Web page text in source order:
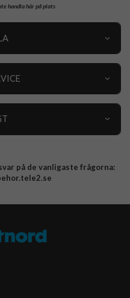
handla här på plats
på de vanligaste frågorna: